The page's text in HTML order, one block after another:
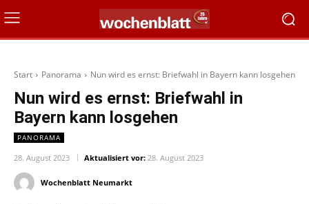
Start Panorama Nun wird es ernst: Briefwahl in Bayern kann losgehen
Nun wird es ernst: Briefwahl in
Bayern kann losgehen
PANORAMA
28. August 2023 Aktualisiert vor: 28. August 2023
Wochenblatt Neumarkt